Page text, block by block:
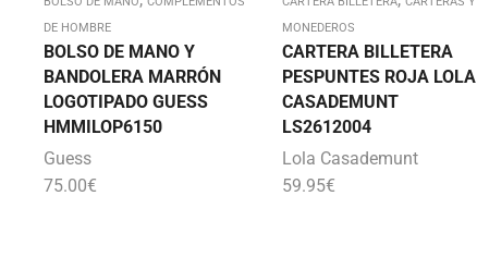
DE HOMBRE
BOLSO DE MANO Y
BANDOLERA MARRÓN
LOGOTIPADO GUESS
HMMILOP6150
Guess
75.00€
MONEDEROS
CARTERA BILLETERA
PESPUNTES ROJA LOLA
CASADEMUNT
LS2612004
Lola Casademunt
59.95€